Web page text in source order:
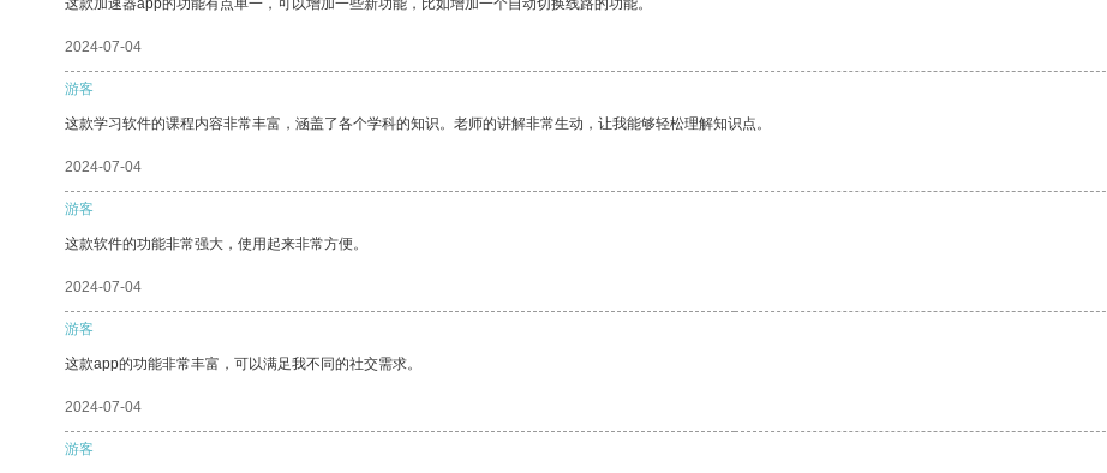
这款加速器app的功能有点单一，可以增加一些新功能，比如增加一个自动切换线路的功能。
2024-07-04
游客
这款学习软件的课程内容非常丰富，涵盖了各个学科的知识。老师的讲解非常生动，让我能够轻松理解知识点。
2024-07-04
游客
这款软件的功能非常强大，使用起来非常方便。
2024-07-04
游客
这款app的功能非常丰富，可以满足我不同的社交需求。
2024-07-04
游客